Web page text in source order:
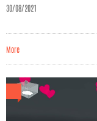
30/08/2021
More